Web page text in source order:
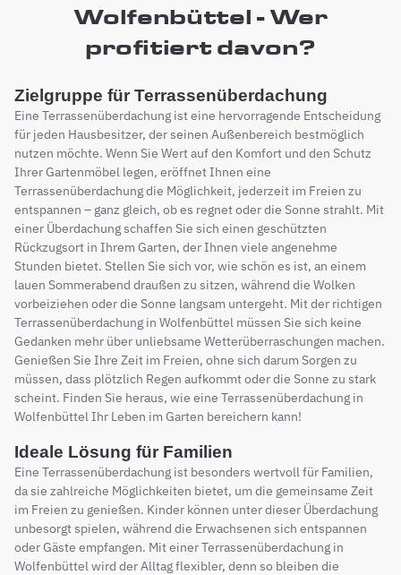
Wolfenbüttel - Wer
profitiert davon?
Zielgruppe für Terrassenüberdachung
Eine Terrassenüberdachung ist eine hervorragende Entscheidung
für jeden Hausbesitzer, der seinen Außenbereich bestmöglich
nutzen möchte. Wenn Sie Wert auf den Komfort und den Schutz
Ihrer Gartenmöbel legen, eröffnet Ihnen eine
Terrassenüberdachung die Möglichkeit, jederzeit im Freien zu
entspannen – ganz gleich, ob es regnet oder die Sonne strahlt. Mit
einer Überdachung schaffen Sie sich einen geschützten
Rückzugsort in Ihrem Garten, der Ihnen viele angenehme
Stunden bietet. Stellen Sie sich vor, wie schön es ist, an einem
lauen Sommerabend draußen zu sitzen, während die Wolken
vorbeiziehen oder die Sonne langsam untergeht. Mit der richtigen
Terrassenüberdachung in Wolfenbüttel müssen Sie sich keine
Gedanken mehr über unliebsame Wetterüberraschungen machen.
Genießen Sie Ihre Zeit im Freien, ohne sich darum Sorgen zu
müssen, dass plötzlich Regen aufkommt oder die Sonne zu stark
scheint. Finden Sie heraus, wie eine Terrassenüberdachung in
Wolfenbüttel Ihr Leben im Garten bereichern kann!
Ideale Lösung für Familien
Eine Terrassenüberdachung ist besonders wertvoll für Familien,
da sie zahlreiche Möglichkeiten bietet, um die gemeinsame Zeit
im Freien zu genießen. Kinder können unter dieser Überdachung
unbesorgt spielen, während die Erwachsenen sich entspannen
oder Gäste empfangen. Mit einer Terrassenüberdachung in
Wolfenbüttel wird der Alltag flexibler, denn so bleiben die